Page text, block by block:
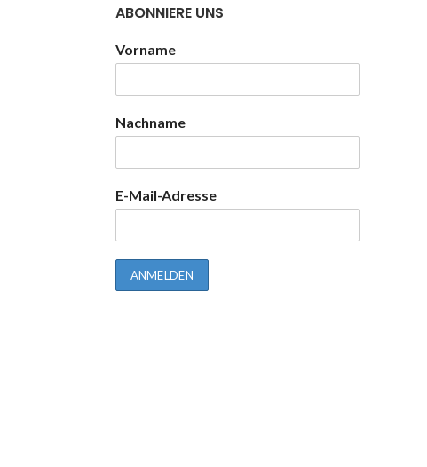
ABONNIERE UNS
Vorname
Nachname
E-Mail-Adresse